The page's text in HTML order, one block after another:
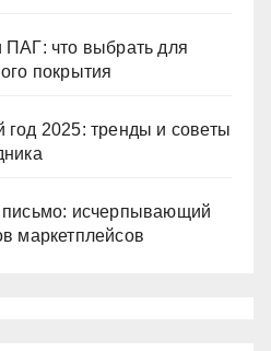
что выбрать для
покрытия
2025: тренды и советы
письмо: исчерпывающий
маркетплейсов